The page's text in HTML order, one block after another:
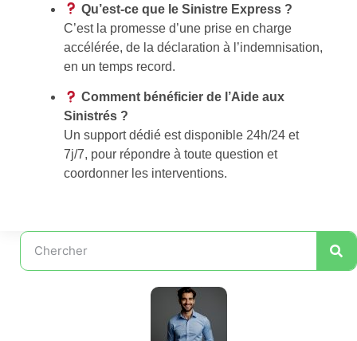
Qu’est-ce que le Sinistre Express ?
C’est la promesse d’une prise en charge
accélérée, de la déclaration à l’indemnisation,
en un temps record.
Comment bénéficier de l’Aide aux
Sinistrés ?
Un support dédié est disponible 24h/24 et
7j/7, pour répondre à toute question et
coordonner les interventions.